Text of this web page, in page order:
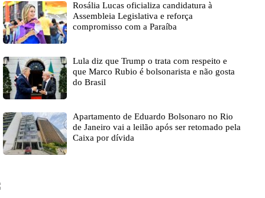
Rosália Lucas oficializa candidatura à
Assembleia Legislativa e reforça
compromisso com a Paraíba
Lula diz que Trump o trata com respeito e
que Marco Rubio é bolsonarista e não gosta
do Brasil
Apartamento de Eduardo Bolsonaro no Rio
de Janeiro vai a leilão após ser retomado pela
Caixa por dívida